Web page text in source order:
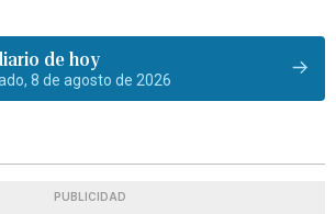
de hoy
8 de agosto de 2026
PUBLICIDAD